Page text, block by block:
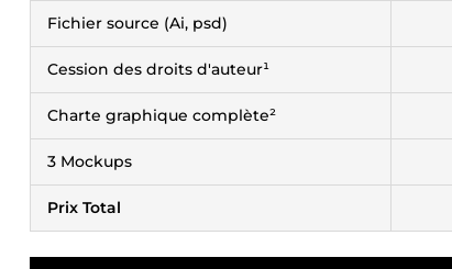
Fichier source (Ai, psd)
Cession des droits d'auteur¹
Charte graphique complète²
3 Mockups
Prix Total